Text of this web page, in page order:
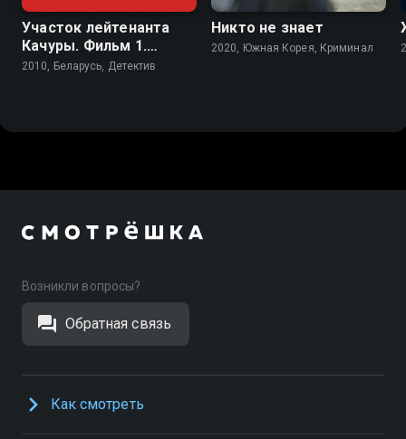
Участок лейтенанта
Качуры. Фильм 1.
Иллюзия охоты
2010, Беларусь, Детектив
Никто не знает
2020, Южная Корея, Криминал
Возникли вопросы?
Обратная связь
Как смотреть